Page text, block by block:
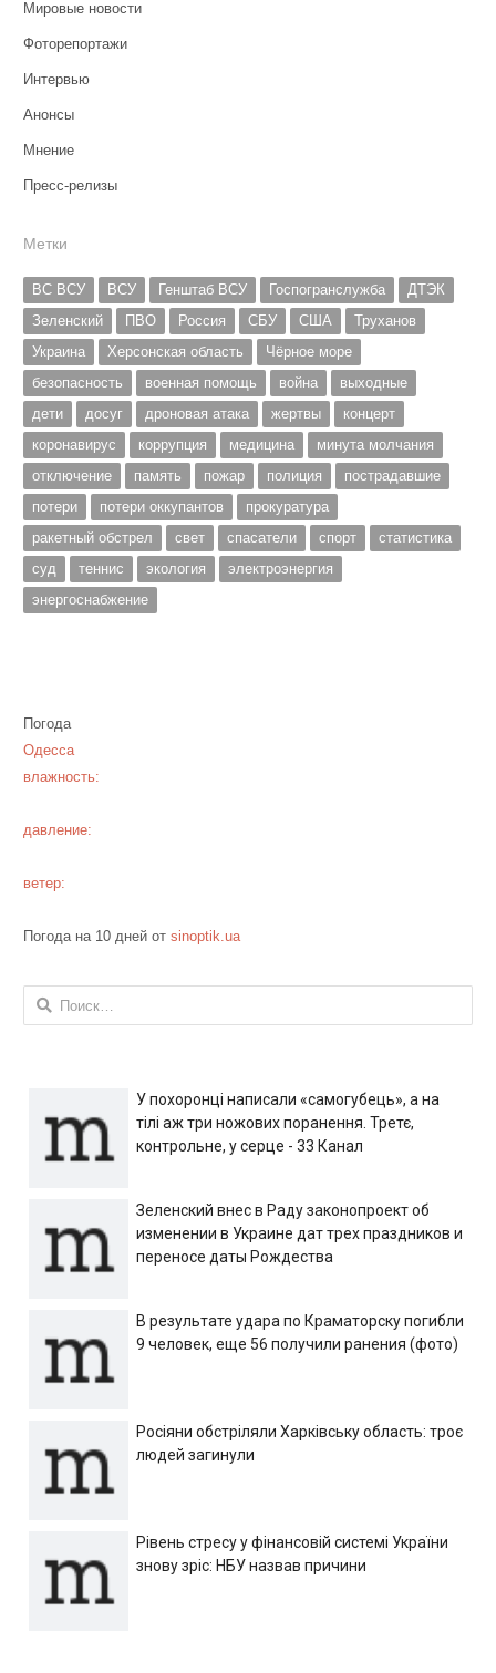
Мировые новости
Фоторепортажи
Интервью
Анонсы
Мнение
Пресс-релизы
Метки
ВС ВСУ ВСУ Генштаб ВСУ Госпогранслужба
ДТЭК
Зеленский
ПВО Россия СБУ США
Труханов
Украина
Херсонская область
Чёрное море
безопасность
военная помощь война
выходные
дети
досуг дроновая атака жертвы
концерт
коронавирус
коррупция медицина
минута молчания
отключение
память пожар полиция
пострадавшие
потери
потери оккупантов
прокуратура
ракетный обстрел
свет спасатели спорт
статистика
суд
теннис экология
электроэнергия
энергоснабжение
Погода
Одесса
влажность:
давление:
ветер:
Погода на 10 дней от sinoptik.ua
Найти:
У похоронці написали «самогубець», а на
тілі аж три ножових поранення. Третє,
контрольне, у серце - 33 Канал
Зеленский внес в Раду законопроект об
изменении в Украине дат трех праздников и
переносе даты Рождества
В результате удара по Краматорску погибли
9 человек, еще 56 получили ранения (фото)
Росіяни обстріляли Харківську область: троє
людей загинули
Рівень стресу у фінансовій системі України
знову зріс: НБУ назвав причини